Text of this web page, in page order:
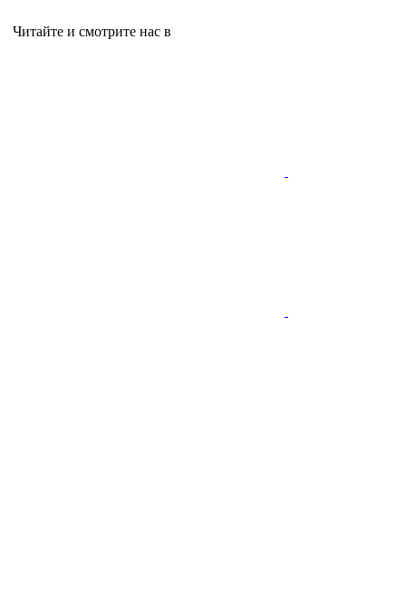
Читайте и смотрите нас в